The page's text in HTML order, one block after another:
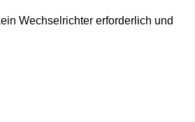
Wechselrichter erforderlich und